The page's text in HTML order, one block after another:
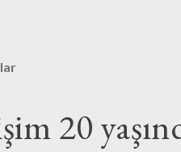
20